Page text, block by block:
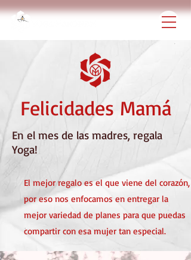
Felicidades Mamá
En el mes de las madres, regala
Yoga!
El mejor regalo es el que viene del corazón,
por eso nos enfocamos en entregar la
mejor variedad de planes para que puedas
compartir con esa mujer tan especial.